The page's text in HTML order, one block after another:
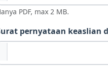
PDF, max 2 MB.
pernyataan keaslian